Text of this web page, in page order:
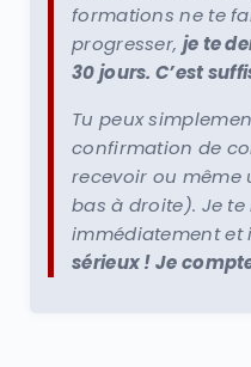
formations ne te
progresser, je te
30 jours. C’est
Tu peux
confirmation de
recevoir ou même
bas à droite). Je
immédiatement et
sérieux ! Je